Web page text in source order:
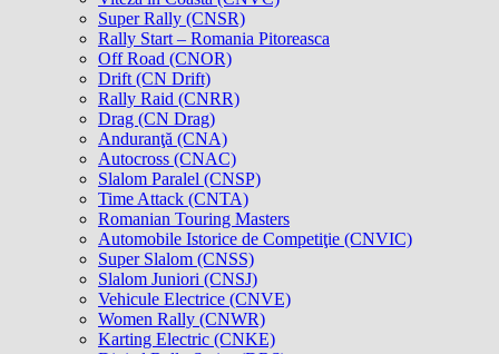
Super Rally (CNSR)
Rally Start – Romania Pitoreasca
Off Road (CNOR)
Drift (CN Drift)
Rally Raid (CNRR)
Drag (CN Drag)
Anduranţă (CNA)
Autocross (CNAC)
Slalom Paralel (CNSP)
Time Attack (CNTA)
Romanian Touring Masters
Automobile Istorice de Competiţie (CNVIC)
Super Slalom (CNSS)
Slalom Juniori (CNSJ)
Vehicule Electrice (CNVE)
Women Rally (CNWR)
Karting Electric (CNKE)